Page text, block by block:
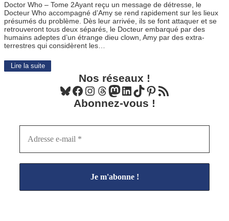
Doctor Who – Tome 2Ayant reçu un message de détresse, le
Docteur Who accompagné d’Amy se rend rapidement sur les lieux
présumés du problème. Dès leur arrivée, ils se font attaquer et se
retrouveront tous deux séparés, le Docteur embarqué par des
humains adeptes d’un étrange dieu clown, Amy par des extra-
terrestres qui considèrent les…
Lire la suite
Nos réseaux !
Bluesky Facebook Instagram Threads Mastodon LinkedIn TikTok Pinterest Flux RSS
Abonnez-vous !